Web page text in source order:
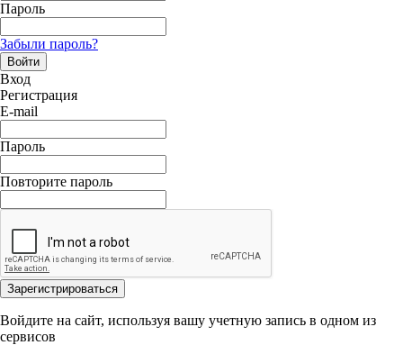
Пароль
Забыли пароль?
Войти
Вход
Регистрация
E-mail
Пароль
Повторите пароль
Зарегистрироваться
Войдите на сайт, используя вашу учетную запись в одном из
сервисов